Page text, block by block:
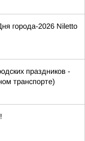
города-2026 Niletto
праздников -
транспорте)